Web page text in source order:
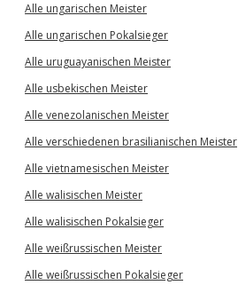
Alle ungarischen Meister
Alle ungarischen Pokalsieger
Alle uruguayanischen Meister
Alle usbekischen Meister
Alle venezolanischen Meister
Alle verschiedenen brasilianischen Meister
Alle vietnamesischen Meister
Alle walisischen Meister
Alle walisischen Pokalsieger
Alle weißrussischen Meister
Alle weißrussischen Pokalsieger